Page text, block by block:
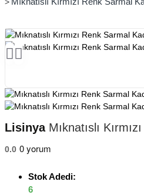
LisinyaMıknatıslı
0.0 0 yorum
Stok Adedi:
6